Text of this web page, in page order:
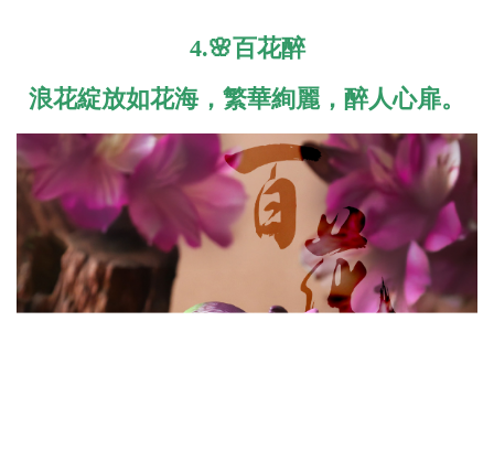
4.🌸百花醉
浪花綻放如花海，繁華絢麗，醉人心扉。